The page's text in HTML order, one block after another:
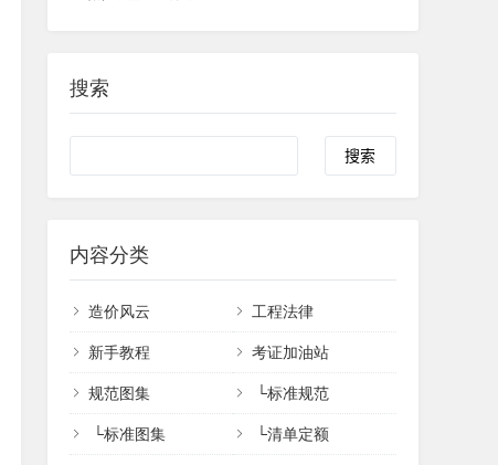
搜索
内容分类
造价风云 工程法律
新手教程 考证加油站
规范图集 └标准规范
└标准图集 └清单定额